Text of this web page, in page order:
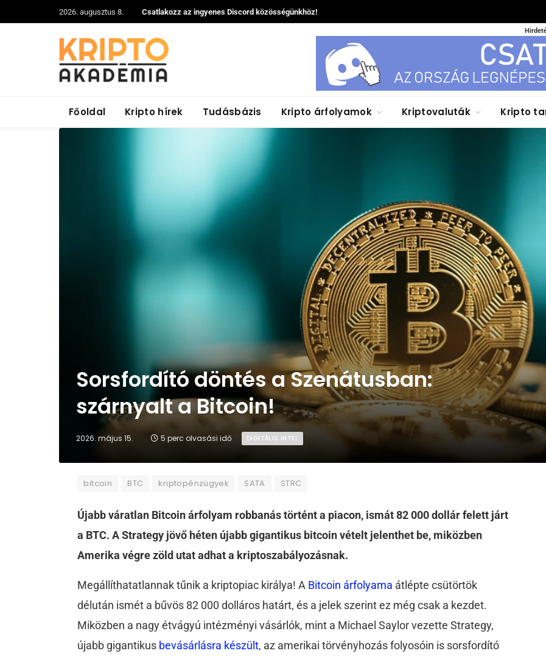
2026. augusztus 8. Csatlakozz az ingyenes Discord közösségünkhöz!
Főoldal Kripto hírek Tudásbázis Kripto árfolyamok Kriptovaluták Kripto
Sorsfordító döntés a Szenátusban:
szárnyalt a Bitcoin!
2026. május 15. 5 perc olvasási idő DIGITÁLIS HITEL
bitcoin BTC kriptopénzügyek SATA STRC
Újabb váratlan Bitcoin árfolyam robbanás történt a piacon, ismát 82 000 dollár felett járt
a BTC. A Strategy jövő héten újabb gigantikus bitcoin vételt jelenthet be, miközben
Amerika végre zöld utat adhat a kriptoszabályozásnak.
Megállíthatatlannak tűnik a kriptopiac királya! A Bitcoin árfolyama átlépte csütörtök
délután ismét a bűvös 82 000 dolláros határt, és a jelek szerint ez még csak a kezdet.
Miközben a nagy étvágyú intézményi vásárlók, mint a Michael Saylor vezette Strategy,
újabb gigantikus bevásárlásra készült, az amerikai törvényhozás folyosóin is sorsfordító